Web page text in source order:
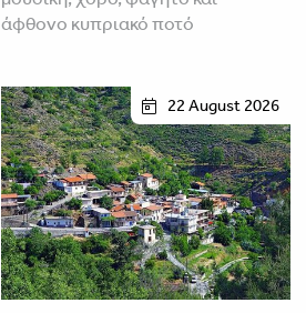
άφθονο κυπριακό ποτό
22 August 2026